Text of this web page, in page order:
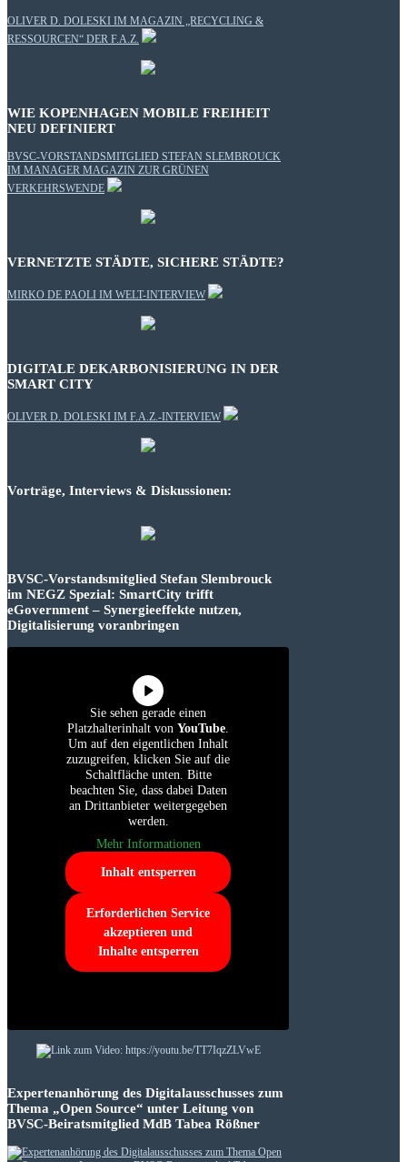
OLIVER D. DOLESKI IM MAGAZIN „RECYCLING &
RESSOURCEN“ DER F.A.Z.
WIE KOPENHAGEN MOBILE FREIHEIT
NEU DEFINIERT
BVSC-VORSTANDSMITGLIED STEFAN SLEMBROUCK
IM MANAGER MAGAZIN ZUR GRÜNEN
VERKEHRSWENDE
VERNETZTE STÄDTE, SICHERE STÄDTE?
MIRKO DE PAOLI IM WELT-INTERVIEW
DIGITALE DEKARBONISIERUNG IN DER
SMART CITY
OLIVER D. DOLESKI IM F.A.Z.-INTERVIEW
Vorträge, Interviews & Diskussionen:
BVSC-Vorstandsmitglied Stefan Slembrouck
im NEGZ Spezial: SmartCity trifft
eGovernment – Synergieeffekte nutzen,
Digitalisierung voranbringen
Sie sehen gerade einen
Platzhalterinhalt von YouTube.
Um auf den eigentlichen Inhalt
zuzugreifen, klicken Sie auf die
Schaltfläche unten. Bitte
beachten Sie, dass dabei Daten
an Drittanbieter weitergegeben
werden.
Mehr Informationen
Inhalt entsperren
Erforderlichen Service
akzeptieren und
Inhalte entsperren
Expertenanhörung des Digitalausschusses zum
Thema „Open Source“ unter Leitung von
BVSC-Beiratsmitglied MdB Tabea Rößner